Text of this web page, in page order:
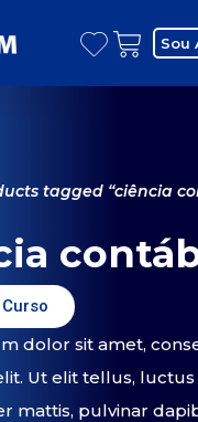
Sou
tagged “ciência
dolor sit amet,
Ut elit tellus, luctus
mattis, pulvinar